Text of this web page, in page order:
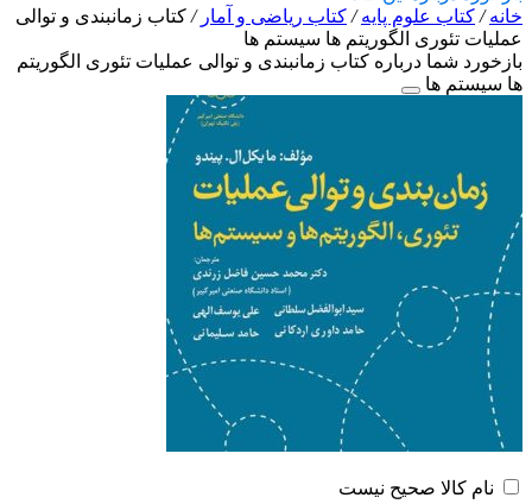
خانه/ کتاب علوم پایه/ کتاب ریاضی و آمار / کتاب زمانبندی و توالی
عملیات تئوری الگوریتم ها سیستم ها
بازخورد شما درباره کتاب زمانبندی و توالی عملیات تئوری الگوریتم
ها سیستم ها
نام کالا صحیح نیست